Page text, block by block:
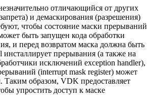
отличающийся от других
и демаскирования (разрешения)
чтобы состояние маски прерываний
быть запущен кода обработки
и перед возвратом маска должна быть
прерывания (а также на
исключений exception handler),
(interrupt mask register) может
Таким образом, VDK предоставляет
упростить доступ к маске